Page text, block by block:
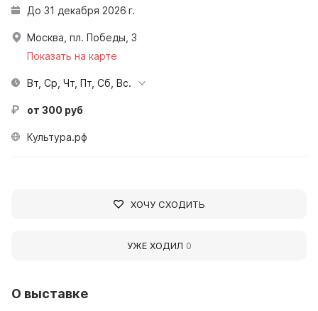
О выставке
До 31 декабря 2026 г.
Москва, пл. Победы, 3
Показать на карте
Вт, Ср, Чт, Пт, Сб, Вс.
от 300 руб
Культура.рф
ХОЧУ СХОДИТЬ
УЖЕ ХОДИЛ 0